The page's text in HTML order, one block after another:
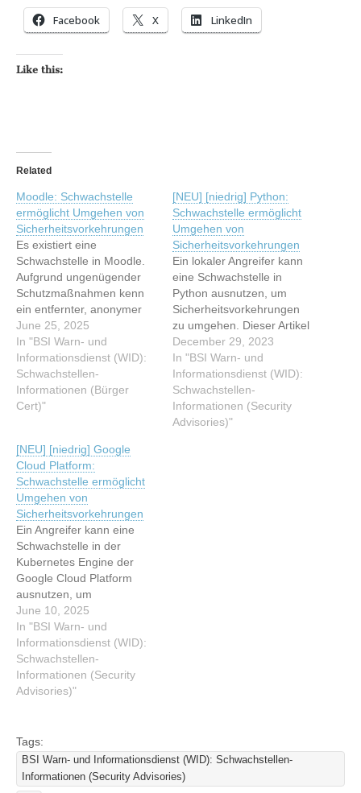
Facebook X LinkedIn
Like this:
Related
Moodle: Schwachstelle
ermöglicht Umgehen von
Sicherheitsvorkehrungen
Es existiert eine
Schwachstelle in Moodle.
Aufgrund ungenügender
Schutzmaßnahmen kenn
ein entfernter, anonymer
Angreifer diese
Schwachstelle ausnutzen,
um
Sicherheitsvorkehrungen
zu umgehen und die
Sitzung eines Nutzers
jedoch nur veraltete
Versionen von Moodle.
Dieser Artikel wurde
indexiert von BSI Warn-
und Informationsdienst
(WID): Schwachstellen-
Informationen (Bürger
Cert) Lesen…
June 25, 2025
In "BSI Warn- und
Informationsdienst (WID):
Schwachstellen-
Informationen (Bürger
Cert)"
[NEU] [niedrig] Python:
Schwachstelle ermöglicht
Umgehen von
Sicherheitsvorkehrungen
Ein lokaler Angreifer kann
eine Schwachstelle in
Python ausnutzen, um
Sicherheitsvorkehrungen
zu umgehen. Dieser Artikel
wurde indexiert von BSI
Warn- und
Informationsdienst (WID):
Schwachstellen-
Informationen (Security
Advisories) Lesen Sie den
December 29, 2023
In "BSI Warn- und
Informationsdienst (WID):
Schwachstellen-
Informationen (Security
Advisories)"
[NEU] [niedrig] Google
Cloud Platform:
Schwachstelle ermöglicht
Umgehen von
Sicherheitsvorkehrungen
Ein Angreifer kann eine
Schwachstelle in der
Kubernetes Engine der
Google Cloud Platform
ausnutzen, um
Sicherheitsvorkehrungen
zu umgehen. Dieser Artikel
wurde indexiert von BSI
Warn- und
Informationsdienst (WID):
Schwachstellen-
originalen Artikel: [NEU]
[niedrig] Google Cloud
Platform: Schwachstelle
ermöglicht Umgehen von
June 10, 2025
In "BSI Warn- und
Informationsdienst (WID):
Schwachstellen-
Informationen (Security
Advisories)"
Tags:
BSI Warn- und Informationsdienst (WID): Schwachstellen-
Informationen (Security Advisories)